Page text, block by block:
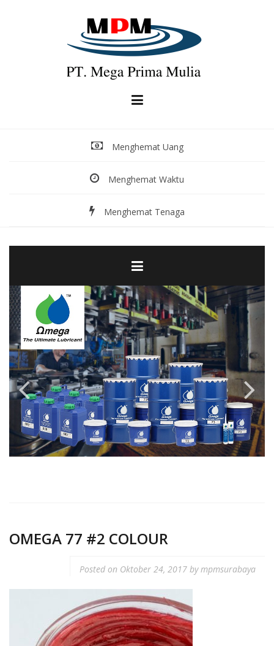
Menghemat Uang
Menghemat Waktu
Menghemat Tenaga
OMEGA 77 #2 COLOUR
Posted on Oktober 24, 2017 bympmsurabaya